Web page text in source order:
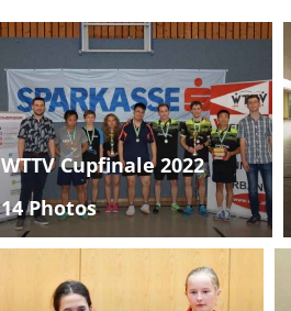
WTTV Cupfinale 2022
14 Photos